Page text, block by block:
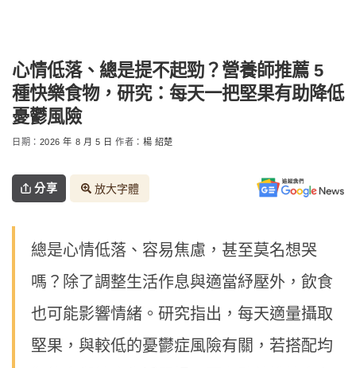
心情低落、總是提不起勁？營養師推薦 5
種快樂食物，研究：每天一把堅果有助降低
憂鬱風險
日期： 2026 年 8 月 5 日 作者： 楊 紹楚
分享 放大字體
總是心情低落、容易焦慮，甚至莫名想哭
嗎？除了調整生活作息與適當紓壓外，飲食
也可能影響情緒。研究指出，每天適量攝取
堅果，與較低的憂鬱症風險有關，若搭配均